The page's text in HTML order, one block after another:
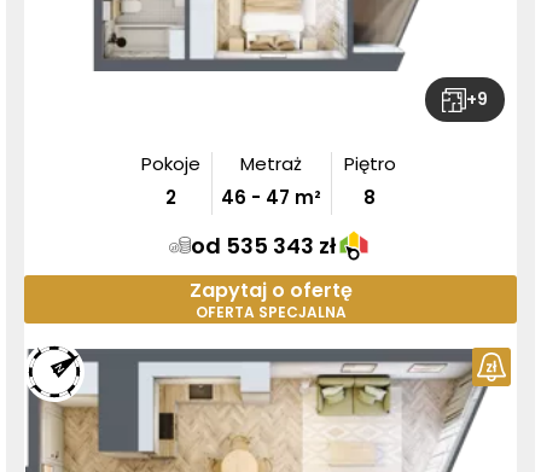
+9
Pokoje
2
Metraż
46 - 47 m²
Piętro
8
od 535 343 zł
Zapytaj o ofertę
OFERTA SPECJALNA